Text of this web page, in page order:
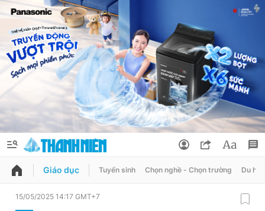
QUẢNG CÁO ĐẶT BÁO
Giáo dục Tuyển sinh Chọn nghề - Chọn trường Du học
15/05/2025 14:17 GMT+7